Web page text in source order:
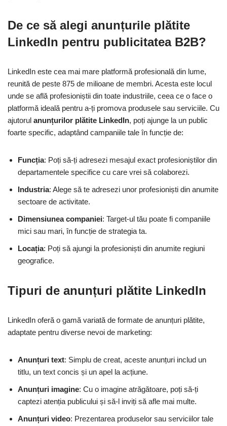
De ce să alegi anunțurile plătite
LinkedIn pentru publicitatea B2B?
LinkedIn este cea mai mare platformă profesională din lume,
reunită de peste 875 de milioane de membri. Acesta este locul
unde se află profesioniștii din toate industriile, ceea ce o face o
platformă ideală pentru a-ți promova produsele sau serviciile. Cu
ajutorul anunțurilor plătite LinkedIn, poți ajunge la un public
foarte specific, adaptând campaniile tale în funcție de:
Funcția: Poți să-ți adresezi mesajul exact profesioniștilor din
departamentele specifice cu care vrei să colaborezi.
Industria: Alege să te adresezi unor profesioniști din anumite
sectoare de activitate.
Dimensiunea companiei: Target-ul tău poate fi companiile
mici sau mari, în funcție de strategia ta.
Locația: Poți să ajungi la profesioniști din anumite regiuni
geografice.
Tipuri de anunțuri plătite LinkedIn
LinkedIn oferă o gamă variată de formate de anunțuri plătite,
adaptate pentru diverse nevoi de marketing:
Anunțuri text: Simplu de creat, aceste anunțuri includ un
titlu, un text concis și un apel la acțiune.
Anunțuri imagine: Cu o imagine atrăgătoare, poți să-ți
captezi atenția publicului și să-l inviți să afle mai multe.
Anunțuri video: Prezentarea produselor sau serviciilor tale